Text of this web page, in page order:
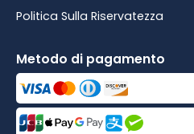
Politica Sulla Riservatezza
Metodo di pagamento